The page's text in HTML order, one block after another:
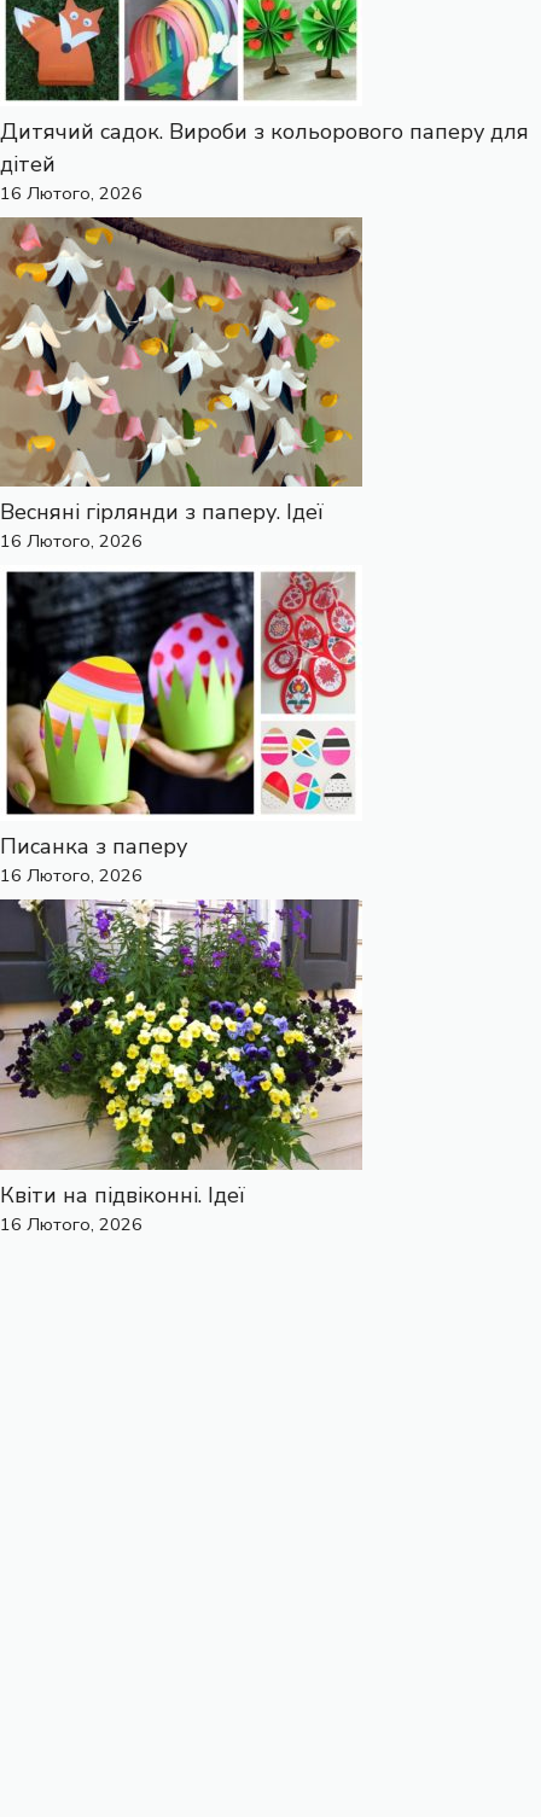
Дитячий садок. Вироби з кольорового паперу для
дітей
16 Лютого, 2026
Весняні гірлянди з паперу. Ідеї
16 Лютого, 2026
Писанка з паперу
16 Лютого, 2026
Квіти на підвіконні. Ідеї
16 Лютого, 2026